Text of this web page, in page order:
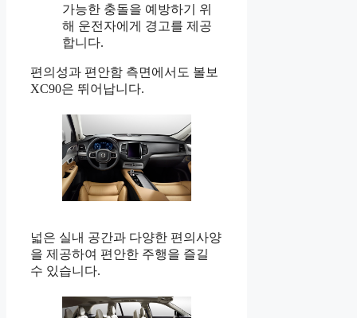
가능한 충돌을 예방하기 위
해 운전자에게 경고를 제공
합니다.
편의성과 편안함 측면에서도 볼보
XC90은 뛰어납니다.
넓은 실내 공간과 다양한 편의사양
을 제공하여 편안한 주행을 즐길
수 있습니다.